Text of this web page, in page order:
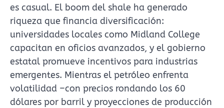
es casual. El boom del shale ha generado
riqueza que financia diversificación:
universidades locales como Midland College
capacitan en oficios avanzados, y el gobierno
estatal promueve incentivos para industrias
emergentes. Mientras el petróleo enfrenta
volatilidad –con precios rondando los 60
dólares por barril y proyecciones de producción